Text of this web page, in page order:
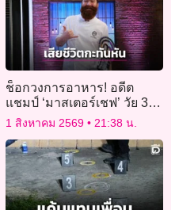
ช็อกวงการอาหาร! อดีต
แชมป์ ‘มาสเตอร์เชฟ’ วัย 37
ปี เสียชีวิตกะทันหันในบ้าน
1 สิงหาคม 2569 21:38 น.